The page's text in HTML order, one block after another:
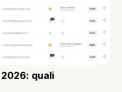
quali